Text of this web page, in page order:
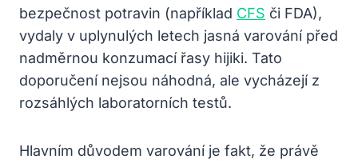
bezpečnost potravin (například CFS či FDA),
vydaly v uplynulých letech jasná varování před
nadměrnou konzumací řasy hijiki. Tato
doporučení nejsou náhodná, ale vycházejí z
rozsáhlých laboratorních testů.
Hlavním důvodem varování je fakt, že právě